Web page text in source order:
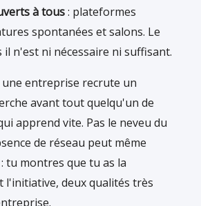
à tous: plateformes
spontanées et salons. Le
il n'est ni nécessaire ni suffisant.
entreprise recrute un
avant tout quelqu'un de
apprend vite. Pas le neveu du
de réseau peut même
tu montres que tu as la
l'initiative, deux qualités très